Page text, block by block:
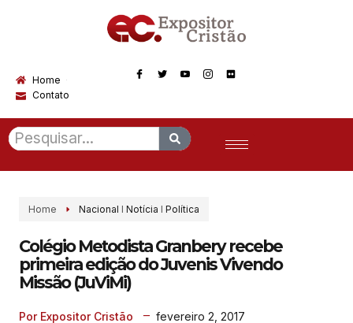
Home
Contato
Home Nacional I Notícia I Política
Colégio Metodista Granbery recebe
primeira edição do Juvenis Vivendo
Missão (JuViMi)
Por Expositor Cristão fevereiro 2, 2017